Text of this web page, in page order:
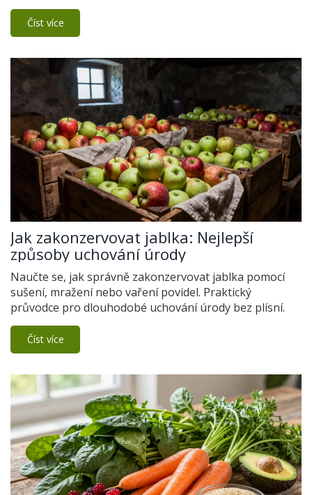
Číst více
Jak zakonzervovat jablka: Nejlepší
způsoby uchování úrody
Naučte se, jak správně zakonzervovat jablka pomocí
sušení, mražení nebo vaření povidel. Praktický
průvodce pro dlouhodobé uchování úrody bez plísní.
Číst více